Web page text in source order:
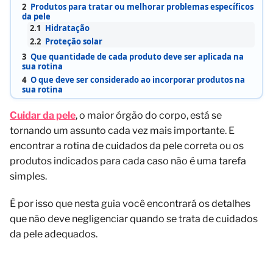
2 Produtos para tratar ou melhorar problemas específicos
da pele
2.1 Hidratação
2.2 Proteção solar
3 Que quantidade de cada produto deve ser aplicada na
sua rotina
4 O que deve ser considerado ao incorporar produtos na
sua rotina
Cuidar da pele, o maior órgão do corpo, está se
tornando um assunto cada vez mais importante. E
encontrar a rotina de cuidados da pele correta ou os
produtos indicados para cada caso não é uma tarefa
simples.
É por isso que nesta guia você encontrará os detalhes
que não deve negligenciar quando se trata de cuidados
da pele adequados.